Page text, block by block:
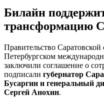
Билайн
трансформацию
Правительство
Петербургском
заключили соглашение о
подписали губернатор
Бусаргин и генеральный
Сергей Анохин.